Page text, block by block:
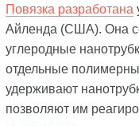
Повязка разработана
Айленда (США). Она
углеродные
отдельные
удерживают
позволяют им